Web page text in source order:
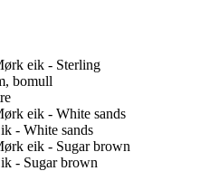
eik - Sterling
bomull
eik - White sands
- White sands
eik - Sugar brown
- Sugar brown